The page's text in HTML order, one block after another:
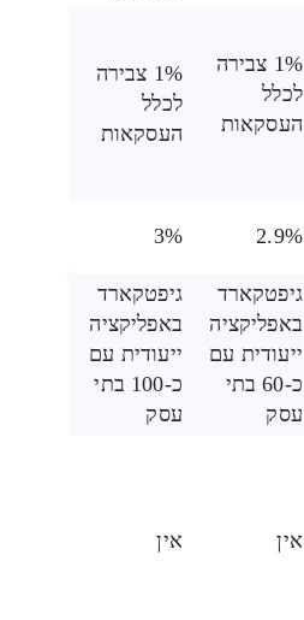
1% צבירה
לכלל
העסקאות
1% צבירה
לכלל
העסקאות
2.9%
3%
גיפטקארד
באפליקציה
ייעודית עם
כ-60 בתי
עסק
גיפטקארד
באפליקציה
ייעודית עם
כ-100 בתי
עסק
אין אין